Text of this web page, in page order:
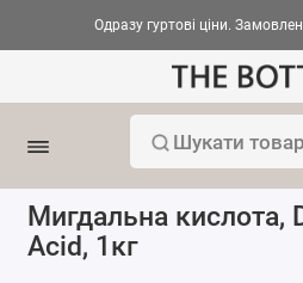
Одразу гуртові ціни.
Мигдальна кислота,
Acid, 1кг